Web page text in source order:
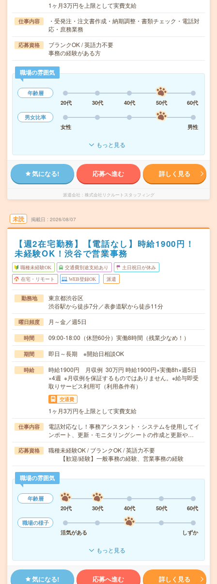
1ヶ月3万円を上限として実費支給
仕事内容
・受発注・注文書作成・納期調整・書類チェック・電話対
応・庶務業務
応募資格
ブランクOK / 英語力不要
事務の経験がある方
職場の雰囲気
年齢層
20代
30代 40代 50代
60代
男女比率
女性
男性
もっと見る
気になる! 応募へ進む 詳しく見る
派遣会社 株式会社リクルートスタッフィング
未読 掲載日 2026/08/07
【週2在宅勤務】【電話なし】時給1900円！
未経験OK！渋谷で営業事務
職種未経験OK 交通費別途支給あり 土日祝日が休み
在宅・リモート WEB登録OK 派遣
勤務地
東京都渋谷区
渋谷駅から徒歩7分／表参道駅から徒歩11分
曜日頻度 月～金／週5日
時間 09:00-18:00（休憩60分）実働8時間（残業少なめ！）
期間 即日～長期 ※開始日相談OK
時給
時給1900円 月収例 30万円 時給1900円×実働8h×週5日
×4週 ※月収例を保証するものではありません。※給与即受
取りサービス利用可（利用条件有）
交通費
1ヶ月3万円を上限として実費支給
仕事内容
電話対応なし！事務アシスタント・システムを使用してイ
ンポート、更新・モニタリングシートの作成と更新や…
応募資格
職種未経験OK / ブランクOK / 英語力不要
【歓迎/経験】一般事務の経験、営業事務の経験
職場の雰囲気
年齢層
20代
30代 40代 50代
60代
職場の様子
活気がある
しずか
もっと見る
気になる! 応募へ進む 詳しく見る